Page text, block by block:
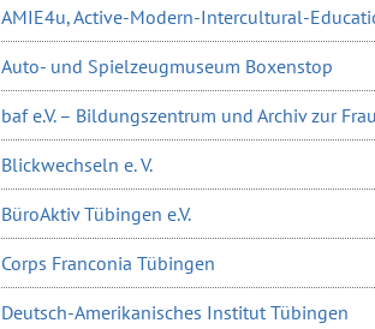
AMIE4u, Active-Modern-Intercultural-
Auto- und Spielzeugmuseum Boxenstop
baf e.V. – Bildungszentrum und Archiv zur
Blickwechseln e. V.
BüroAktiv Tübingen e.V.
Corps Franconia Tübingen
Deutsch-Amerikanisches Institut Tübingen